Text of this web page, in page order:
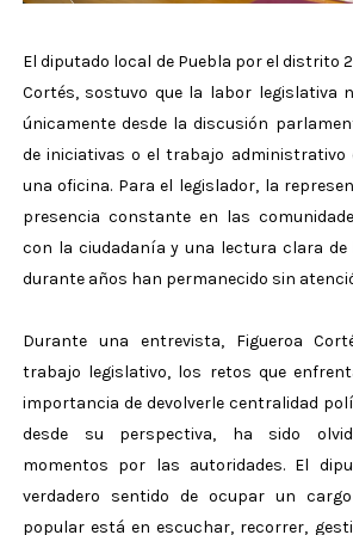
El diputado local de Puebla por el distrito
Cortés, sostuvo que la labor legislativa
únicamente desde la discusión
de iniciativas o el trabajo administrativo
una oficina. Para el legislador, la
presencia constante en las
con la ciudadanía y una lectura clara de
durante años han permanecido sin
Durante una entrevista, Figueroa
trabajo legislativo, los retos que
importancia de devolverle centralidad
desde su perspectiva, ha sido
momentos por las autoridades. El
verdadero sentido de ocupar un
popular está en escuchar, recorrer,